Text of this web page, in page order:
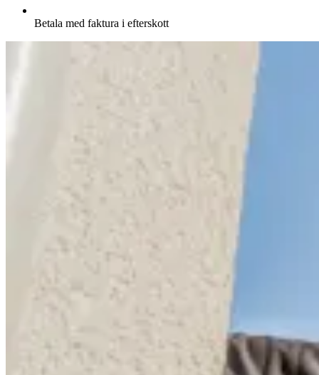
Betala med faktura i efterskott